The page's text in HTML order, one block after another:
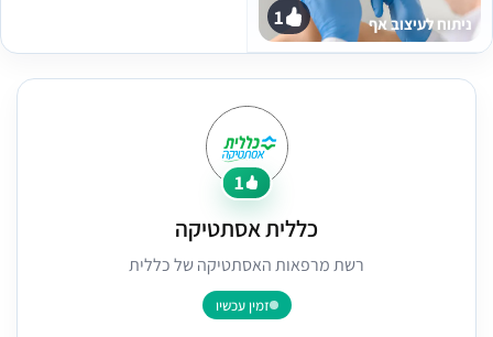
ניתוח לעיצוב אף 1
1
כללית אסתטיקה
רשת מרפאות האסתטיקה של כללית
זמין עכשיו